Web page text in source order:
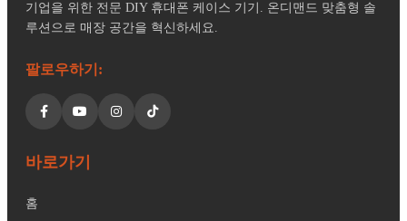
기업을 위한 전문 DIY 휴대폰 케이스 기기. 온디맨드 맞춤형 솔
루션으로 매장 공간을 혁신하세요.
팔로우하기:
바로가기
홈